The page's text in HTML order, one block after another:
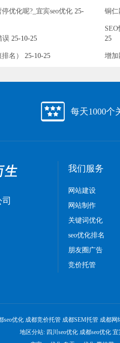
优化呢?_宜宾seo优化 25-
误 25-10-25
名） 25-10-25
铜仁
25
增加
每天1000个
我们服务
网站建设
网站制作
关键词优化
seo优化排名
朋友圈广告
竞价托管
seo优化 成都竞价托管 成都SEM托管 成都网
地区分站: 四川seo优化 成都seo优化 宜